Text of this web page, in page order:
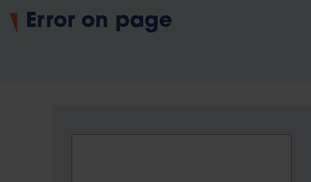
Error on page